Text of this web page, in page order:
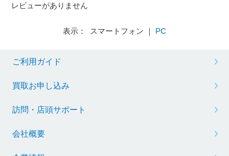
レビューがありません
表示： スマートフォン ｜ PC
ご利用ガイド
買取お申し込み
訪問・店頭サポート
会社概要